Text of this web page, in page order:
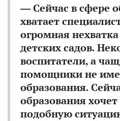
— Сейчас в сфере
хватает
огромная
детских садов.
воспитатели, а
помощники не
образования.
образования
подобную